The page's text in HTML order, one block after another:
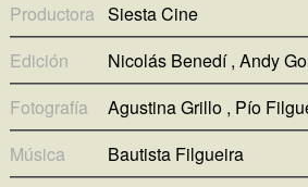
Productora Siesta Cine
Edición
Nicolás Benedí Andy
Fotografía
Agustina Grillo Pío
Música
Bautista Filgueira